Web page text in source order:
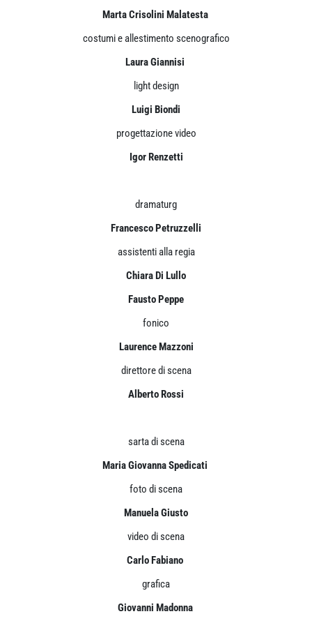
Marta Crisolini Malatesta
costumi e allestimento scenografico
Laura Giannisi
light design
Luigi Biondi
progettazione video
Igor Renzetti
dramaturg
Francesco Petruzzelli
assistenti alla regia
Chiara Di Lullo
Fausto Peppe
fonico
Laurence Mazzoni
direttore di scena
Alberto Rossi
sarta di scena
Maria Giovanna Spedicati
foto di scena
Manuela Giusto
video di scena
Carlo Fabiano
grafica
Giovanni Madonna